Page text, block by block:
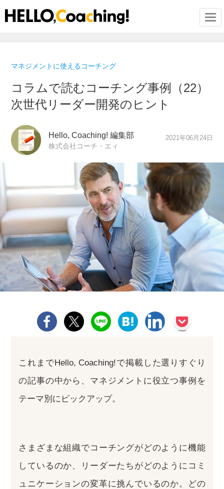
マネジメントに使えるコーチング
コラムで読むコーチング事例（22）
次世代リーダー開発のヒント
Hello, Coaching! 編集部
株式会社コーチ・エィ
2021年06月24日
これまでHello, Coaching!で掲載した選りすぐり
の記事の中から、マネジメントに役立つ事例を
テーマ別にピックアップ。
さまざまな組織でコーチングがどのように機能
しているのか、リーダーたちがどのようにコミ
ュニケーションの変革に挑んでいるのか。どの